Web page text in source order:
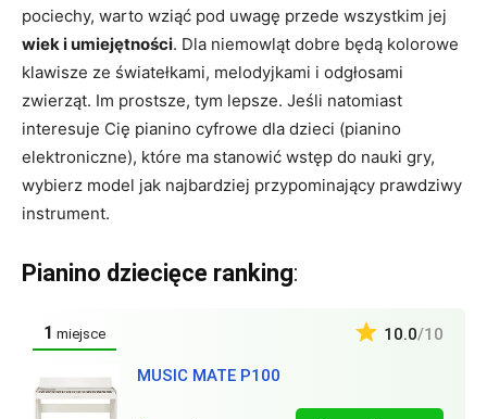
pociechy, warto wziąć pod uwagę przede wszystkim jej
wiek i umiejętności. Dla niemowląt dobre będą kolorowe
klawisze ze światełkami, melodyjkami i odgłosami
zwierząt. Im prostsze, tym lepsze. Jeśli natomiast
interesuje Cię pianino cyfrowe dla dzieci (pianino
elektroniczne), które ma stanowić wstęp do nauki gry,
wybierz model jak najbardziej przypominający prawdziwy
instrument.
Pianino dziecięce ranking:
1 miejsce
MUSIC MATE P100
10.0/10